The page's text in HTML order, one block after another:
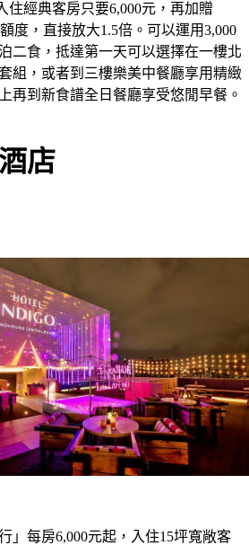
住經典客房只要6,000元，再加贈
度，直接放大1.5倍。可以運用3,000
二食，抵達第一天可以選擇在一樓北
組，或者到三樓樂美中餐廳享用精緻
再到新食譜全日餐廳享受悠閒早餐。
店
」每房6,000元起，入住15坪寬敞客